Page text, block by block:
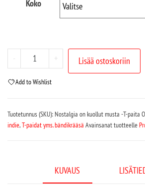
Koko
- + Lisää ostoskoriin
Add to Wishlist
Tuotetunnus (SKU): Nostalgia on kuollut musta -T-paita
indie,T-paidat yms. bändikrääsä Avainsanat tuotteelle
KUVAUS